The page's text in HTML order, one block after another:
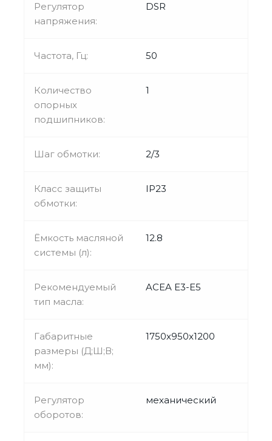
Регулятор
напряжения:
DSR
Частота, Гц: 50
Количество
опорных
подшипников:
1
Шаг обмотки: 2/3
Класс защиты
обмотки:
IP23
Ёмкость масляной
системы (л):
12.8
Рекомендуемый
тип масла:
ACEA E3-E5
Габаритные
размеры (Д;Ш;В;
мм):
1750х950х1200
Регулятор
оборотов:
механический